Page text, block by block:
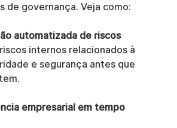
de governança. Veja como:
automatizada de riscos
internos relacionados à
e segurança antes que
empresarial em tempo